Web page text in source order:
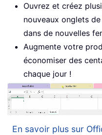
Ouvrez et créez
nouveaux onglets
dans de nouvelles
Augmente votre
économiser des
chaque jour !
En savoir plus sur